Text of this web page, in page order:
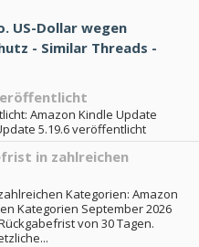
US-Dollar wegen
- Similar Threads -
Amazon Kindle Update
5.19.6 veröffentlicht
in zahlreichen
Kategorien: Amazon
Kategorien September 2026
von 30 Tagen.